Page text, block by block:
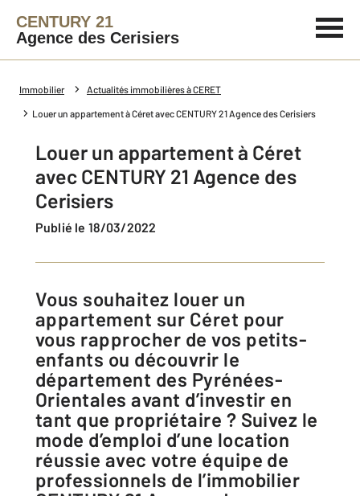
CENTURY 21
Agence des Cerisiers
Immobilier Actualités immobilières à CERET
Louer un appartement à Céret avec CENTURY 21 Agence des Cerisiers
Louer un appartement à Céret
avec CENTURY 21 Agence des
Cerisiers
Publié le 18/03/2022
Vous souhaitez louer un
appartement sur Céret pour
vous rapprocher de vos petits-
enfants ou découvrir le
département des Pyrénées-
Orientales avant d’investir en
tant que propriétaire ? Suivez le
mode d’emploi d’une location
réussie avec votre équipe de
professionnels de l’immobilier